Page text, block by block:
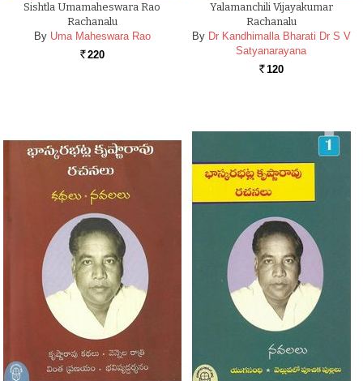
Sishtla Umamaheswara Rao
Rachanalu
By Uma Maheswara Rao
Rs. 220
Yalamanchili Vijayakumar
Rachanalu
By Dr Kandhimalla Bharati Dr S V
Satyanarayana
Rs. 120